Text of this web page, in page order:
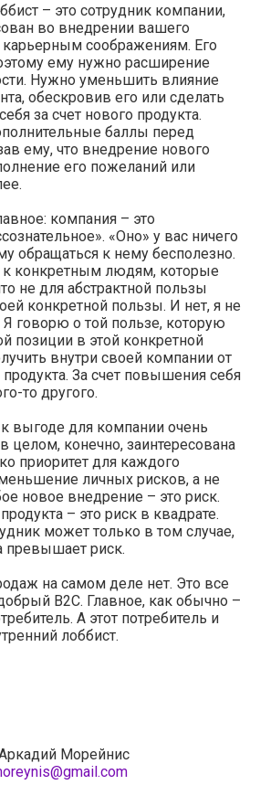
– это сотрудник компании,
во внедрении вашего
карьерным соображениям. Его
ему нужно расширение
Нужно уменьшить влияние
обескровив его или сделать
за счет нового продукта.
баллы перед
ему, что внедрение нового
его пожеланий или
компания – это
«Оно» у вас ничего
обращаться к нему бесполезно.
конкретным людям, которые
не для абстрактной пользы
конкретной пользы. И нет, я не
Я говорю о той пользе, которую
позиции в этой конкретной
внутри своей компании от
За счет повышения себя
то другого.
выгоде для компании очень
целом, конечно, заинтересована
приоритет для каждого
личных рисков, а не
новое внедрение – это риск.
– это риск в квадрате.
может только в том случае,
превышает риск.
на самом деле нет. Это все
B2C. Главное, как обычно –
А этот потребитель и
лоббист.
Морейнис